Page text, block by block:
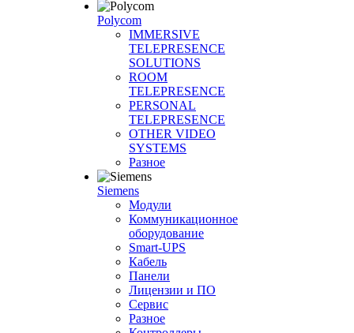
Polycom
IMMERSIVE
TELEPRESENCE
SOLUTIONS
ROOM
TELEPRESENCE
PERSONAL
TELEPRESENCE
OTHER VIDEO
SYSTEMS
Разное
Siemens
Модули
Коммуникационное
оборудование
Smart-UPS
Кабель
Панели
Лицензии и ПО
Сервис
Разное